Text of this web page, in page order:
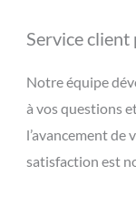
Service
Notre équipe
à vos questions
l’avancement
satisfaction est